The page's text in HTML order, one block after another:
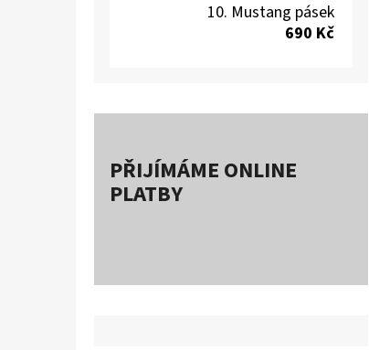
Mustang pásek
690 Kč
PŘIJÍMÁME ONLINE
PLATBY